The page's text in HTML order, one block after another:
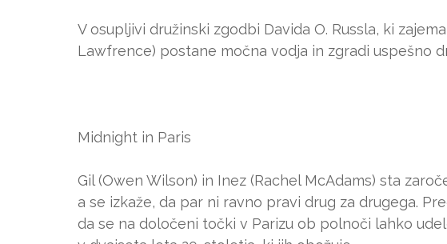
V osupljivi družinski zgodbi Davida O. Russla, ki
Lawfrence) postane močna vodja in zgradi uspešno
Midnight in Paris
Gil (Owen Wilson) in Inez (Rachel McAdams) sta
a se izkaže, da par ni ravno pravi drug za drugega.
da se na določeni točki v Parizu ob polnoči lahko